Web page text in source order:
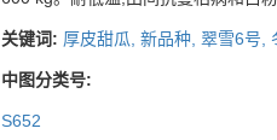
关键词: 厚皮甜瓜, 新品种, 翠雪6号,
中图分类号:
S652